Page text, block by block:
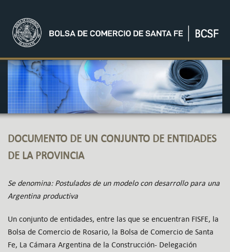
DOCUMENTO DE UN CONJUNTO DE ENTIDADES
DE LA PROVINCIA
Se denomina: Postulados de un modelo con desarrollo para una
Argentina productiva
Un conjunto de entidades, entre las que se encuentran FISFE, la
Bolsa de Comercio de Rosario, la Bolsa de Comercio de Santa
Fe, La Cámara Argentina de la Construcción- Delegación